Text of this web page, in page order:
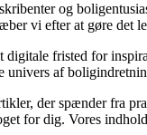
og
vi efter at gøre det
fristed for
univers af
der spænder fra
for dig. Vores